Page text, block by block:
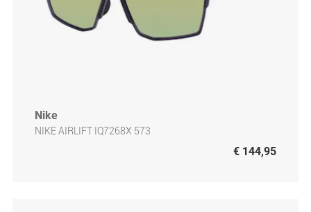
Nike
NIKE AIRLIFT IQ7268X 573
€ 144,95